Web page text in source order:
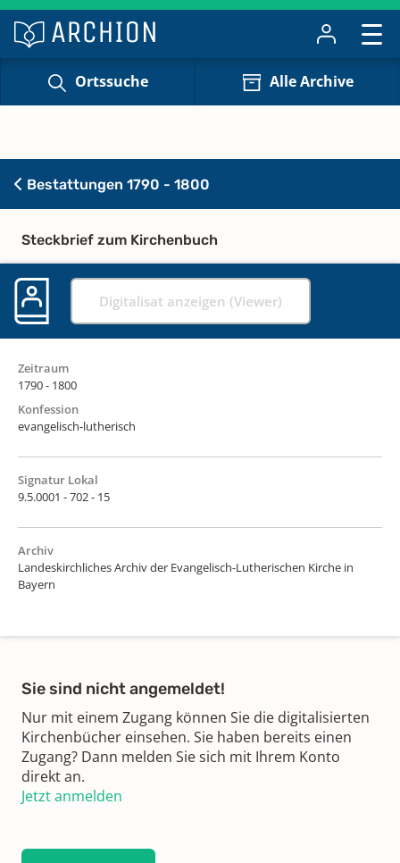
Ortssuche Alle Archive
Bestattungen 1790 - 1800
Steckbrief zum Kirchenbuch
Digitalisat anzeigen (Viewer)
Zeitraum
1790 - 1800
Konfession
evangelisch-lutherisch
Signatur Lokal
9.5.0001 - 702 - 15
Archiv
Landeskirchliches Archiv der Evangelisch-Lutherischen Kirche in
Bayern
Sie sind nicht angemeldet!
Nur mit einem Zugang können Sie die digitalisierten
Kirchenbücher einsehen. Sie haben bereits einen
Zugang? Dann melden Sie sich mit Ihrem Konto
direkt an.
Jetzt anmelden